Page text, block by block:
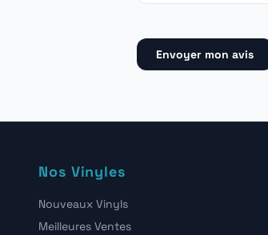
Envoyer mon avis
Nos Vinyles
Nouveaux Vinyls
Meilleures Ventes